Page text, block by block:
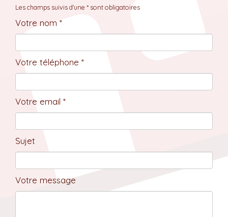
Les champs suivis d'une * sont obligatoires
Votre nom *
Votre téléphone *
Votre email *
Sujet
Votre message